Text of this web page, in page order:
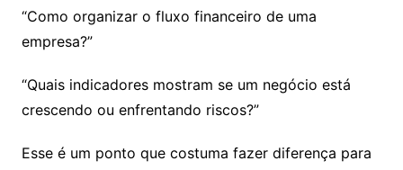
“Como organizar o fluxo financeiro de uma
empresa?”
“Quais indicadores mostram se um negócio está
crescendo ou enfrentando riscos?”
Esse é um ponto que costuma fazer diferença para